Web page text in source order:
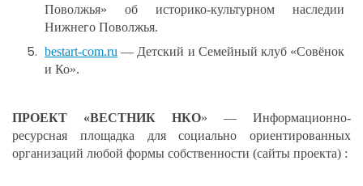
Поволжья» об историко-культурном наследии
Нижнего Поволжья.
bestart-com.ru — Детский и Семейный клуб «Совёнок
и Ко».
ПРОЕКТ «ВЕСТНИК НКО» — Информационно-
ресурсная площадка для социально ориентированных
организаций любой формы собственности (сайты проекта) :